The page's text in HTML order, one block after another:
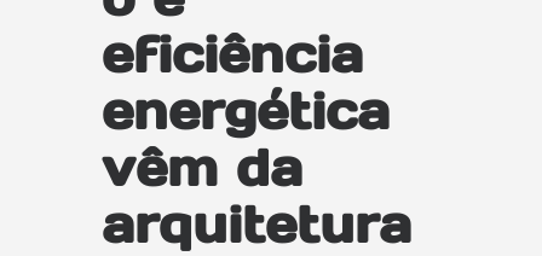
eficiência
energética
vêm da
arquitetura